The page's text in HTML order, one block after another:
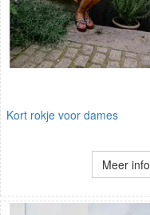
Kort rokje voor dames
Meer info